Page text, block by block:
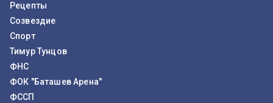
Рецепты
Созвездие
Спорт
Тимур Тунцов
ФНС
ФОК "Баташев Арена"
ФССП